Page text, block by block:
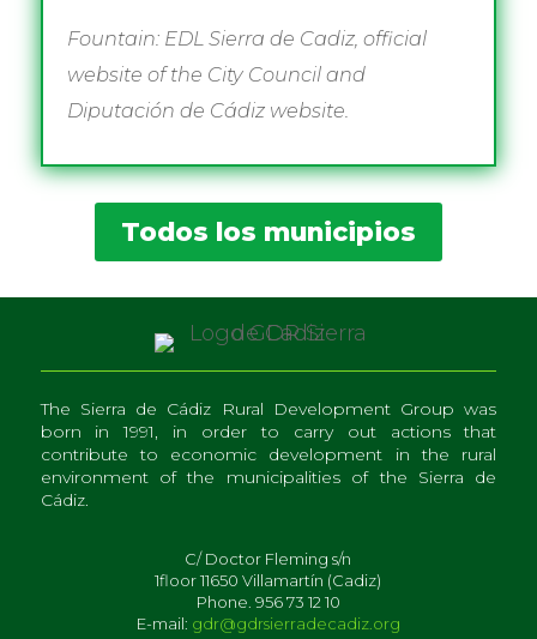
Fountain: EDL Sierra de Cadiz, official
website of the City Council and
Diputación de Cádiz website.
Todos los municipios
The Sierra de Cádiz Rural Development Group was
born in 1991, in order to carry out actions that
contribute to economic development in the rural
environment of the municipalities of the Sierra de
Cádiz.
C/ Doctor Fleming s/n
1floor 11650 Villamartín (Cadiz)
Phone. 956 73 12 10
E-mail: gdr@gdrsierradecadiz.org